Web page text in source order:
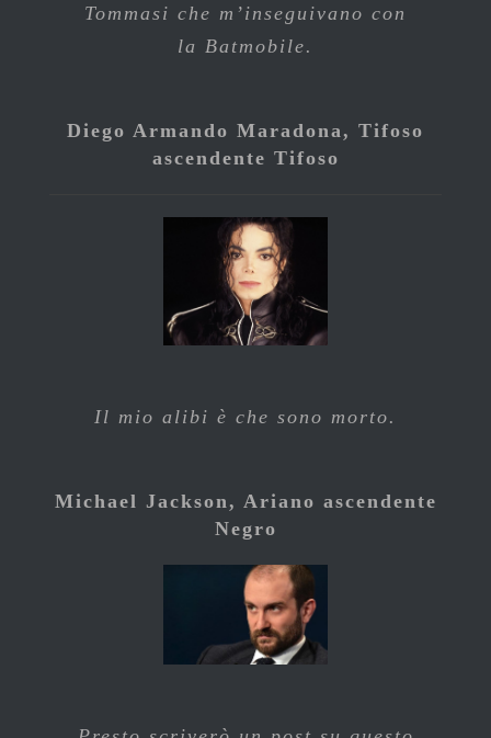
Tommasi che m’inseguivano con
la Batmobile.
Diego Armando Maradona, Tifoso
ascendente Tifoso
Il mio alibi è che sono morto.
Michael Jackson, Ariano ascendente
Negro